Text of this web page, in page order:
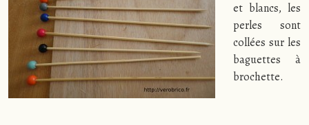
et blancs, les
perles sont
collées sur les
baguettes à
brochette.